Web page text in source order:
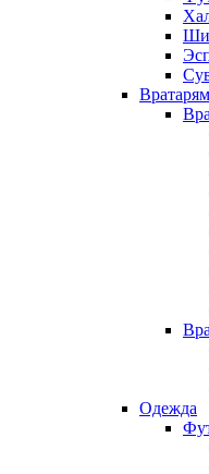
Вратарям
Одежда